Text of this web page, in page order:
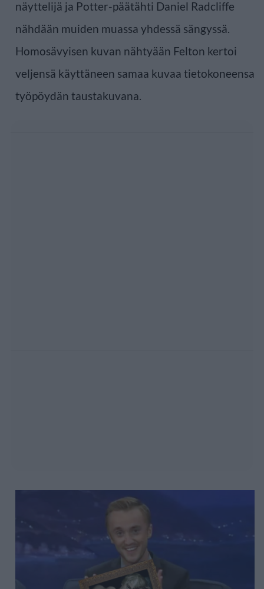
näyttelijä ja Potter-päätähti Daniel Radcliffe
nähdään muiden muassa yhdessä sängyssä.
Homosävyisen kuvan nähtyään Felton kertoi
veljensä käyttäneen samaa kuvaa tietokoneensa
työpöydän taustakuvana.